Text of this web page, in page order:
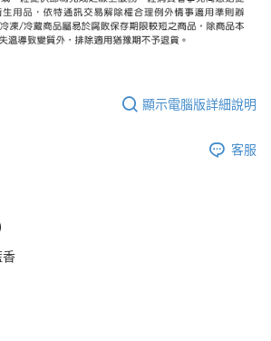
顯示電腦版詳細說明
客服
香